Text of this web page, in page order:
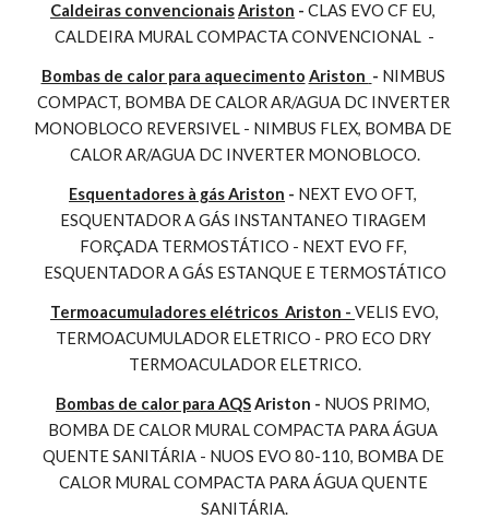
Caldeiras convencionaisAriston - CLAS EVO CF EU,
CALDEIRA MURAL COMPACTA CONVENCIONAL  -
Bombas de calor para aquecimento Ariston - NIMBUS
COMPACT, BOMBA DE CALOR AR/AGUA DC INVERTER
MONOBLOCO REVERSIVEL - NIMBUS FLEX, BOMBA DE
CALOR AR/AGUA DC INVERTER MONOBLOCO.
Esquentadores à gás Ariston - NEXT EVO OFT,
ESQUENTADOR A GÁS INSTANTANEO TIRAGEM
FORÇADA TERMOSTÁTICO - NEXT EVO FF,
ESQUENTADOR A GÁS ESTANQUE E TERMOSTÁTICO
Termoacumuladores elétricos  Ariston - VELIS EVO,
TERMOACUMULADOR ELETRICO - PRO ECO DRY
TERMOACULADOR ELETRICO.
Bombas de calor para AQS Ariston - NUOS PRIMO,
BOMBA DE CALOR MURAL COMPACTA PARA ÁGUA
QUENTE SANITÁRIA - NUOS EVO 80-110, BOMBA DE
CALOR MURAL COMPACTA PARA ÁGUA QUENTE
SANITÁRIA.